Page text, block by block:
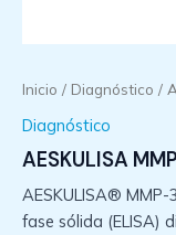
Inicio / Diagnóstico /
Diagnóstico
AESKULISA
AESKULISA®
fase sólida (ELISA)